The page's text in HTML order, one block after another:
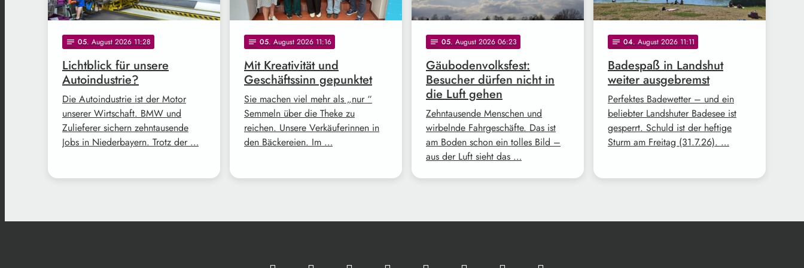
notes 05. August 2026 11:28
Lichtblick für unsere
Autoindustrie?
Die Autoindustrie ist der Motor
unserer Wirtschaft. BMW und
Zulieferer sichern zehntausende
Jobs in Niederbayern. Trotz der …
notes 05. August 2026 11:16
Mit Kreativität und
Geschäftssinn gepunktet
Sie machen viel mehr als „nur “
Semmeln über die Theke zu
reichen. Unsere Verkäuferinnen in
den Bäckereien. Im …
notes 05. August 2026 06:23
Gäubodenvolksfest:
Besucher dürfen nicht in
die Luft gehen
Zehntausende Menschen und
wirbelnde Fahrgeschäfte. Das ist
am Boden schon ein tolles Bild –
aus der Luft sieht das …
notes 04. August 2026 11:11
Badespaß in Landshut
weiter ausgebremst
Perfektes Badewetter – und ein
beliebter Landshuter Badesee ist
gesperrt. Schuld ist der heftige
Sturm am Freitag (31.7.26). …